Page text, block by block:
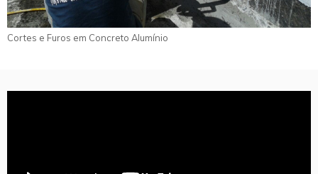
Cortes e Furos em Concreto Alumínio